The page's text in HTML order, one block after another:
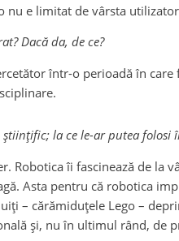
nu e limitat de vârsta
Dacă da, de ce?
într-o perioadă în
la ce le-ar putea folosi
Robotica îi fascinează de
Asta pentru că robotica
– cărămiduțele Lego –
și, nu în ultimul rând,